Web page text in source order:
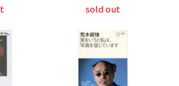
sold out